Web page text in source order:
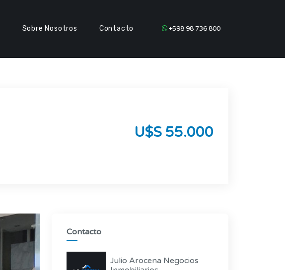
Sobre Nosotros Contacto +598 98 736 800
U$S 55.000
Contacto
Julio Arocena Negocios